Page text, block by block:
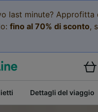
last minute?
fino al 70% di sconto,
Dettagli del viaggio